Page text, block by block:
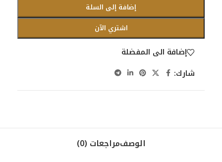
إضافة إلى السلة
اشتري الآن
إضافة الى المفضلة
شارك:
الوصفمراجعات (0)